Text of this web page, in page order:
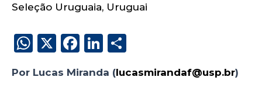
Seleção Uruguaia, Uruguai
W
a
X
F
c
Li
k a
Por Lucas Miranda (lucasmirandaf@usp.br)